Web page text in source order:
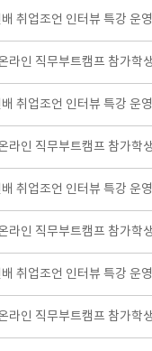
취업조언 인터뷰 특강 운영
라인 직무부트캠프 참가학
취업조언 인터뷰 특강 운영
라인 직무부트캠프 참가학
취업조언 인터뷰 특강 운영
라인 직무부트캠프 참가학
취업조언 인터뷰 특강 운영
라인 직무부트캠프 참가학